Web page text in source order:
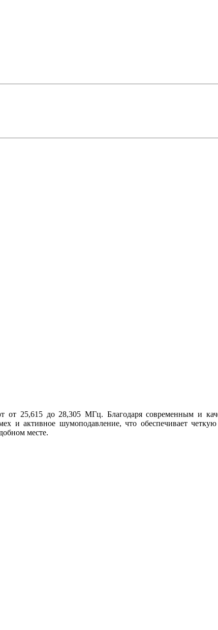
от 25,615 до 28,305 МГц. Благодаря современным и
и активное шумоподавление, что обеспечивает
месте.